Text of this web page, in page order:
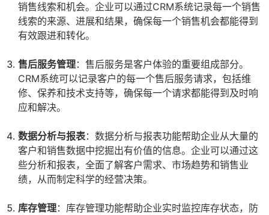
销售线索和机会。企业可以通过CRM系统记录每一个销售
线索的来源、进展和结果，确保每一个销售机会都能得到
有效跟进和转化。
售后服务管理：售后服务是客户体验的重要组成部分。
CRM系统可以记录客户的每一个售后服务请求，包括维
修、保养和技术支持等，确保每一个请求都能得到及时响
应和解决。
数据分析与报表：数据分析与报表功能帮助企业从大量的
客户和销售数据中挖掘出有价值的信息。企业可以通过这
些分析和报表，全面了解客户需求、市场趋势和销售业
绩，从而制定科学的经营决策。
库存管理：库存管理功能帮助企业实时监控库存状态，防